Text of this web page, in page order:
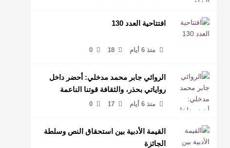
افتتاحية العدد 130
منذ 6 أيام 18
0
الروائي جابر محمد مدخلي: أحضر داخل
رواياتي بحذر، والثقافة قوتنا الناعمة
لمخاطبة العالم.
منذ 6 أيام 17
0
القيمة الأدبية بين استحقاق النص وسلطة
الجائزة